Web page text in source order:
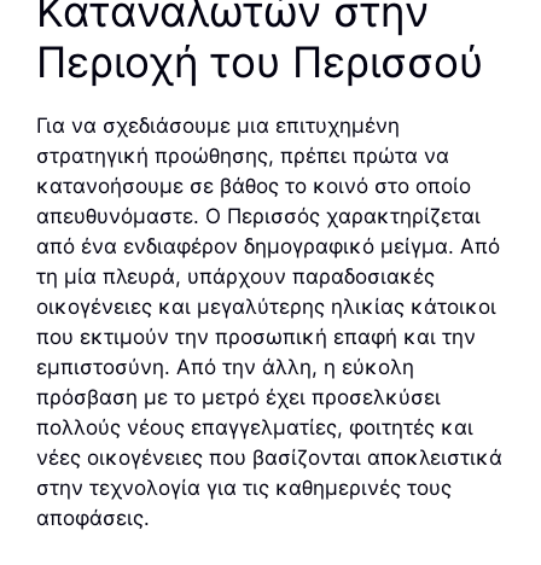
Καταναλωτών στην
Περιοχή του Περισσού
Για να σχεδιάσουμε μια επιτυχημένη
στρατηγική προώθησης, πρέπει πρώτα να
κατανοήσουμε σε βάθος το κοινό στο οποίο
απευθυνόμαστε. Ο Περισσός χαρακτηρίζεται
από ένα ενδιαφέρον δημογραφικό μείγμα. Από
τη μία πλευρά, υπάρχουν παραδοσιακές
οικογένειες και μεγαλύτερης ηλικίας κάτοικοι
που εκτιμούν την προσωπική επαφή και την
εμπιστοσύνη. Από την άλλη, η εύκολη
πρόσβαση με το μετρό έχει προσελκύσει
πολλούς νέους επαγγελματίες, φοιτητές και
νέες οικογένειες που βασίζονται αποκλειστικά
στην τεχνολογία για τις καθημερινές τους
αποφάσεις.